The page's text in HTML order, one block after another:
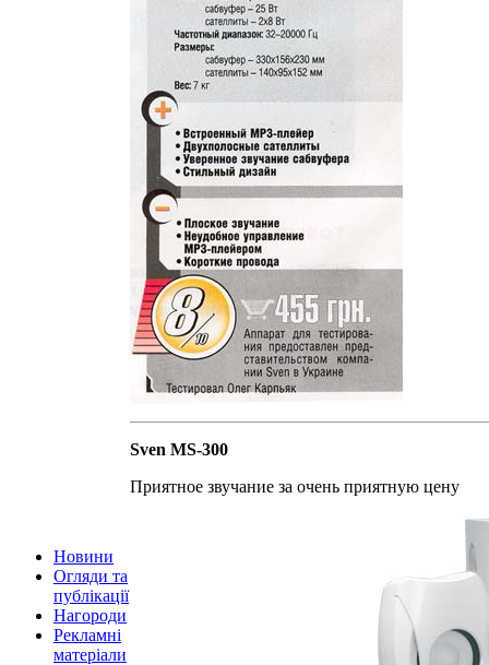
Новини
Огляди та
публікації
Нагороди
Рекламні
матеріали
Sven MS-300
Приятное звучание за очень приятную цену